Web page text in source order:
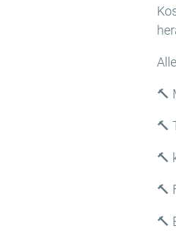
🔨
🔨
🔨
🔨
🔨